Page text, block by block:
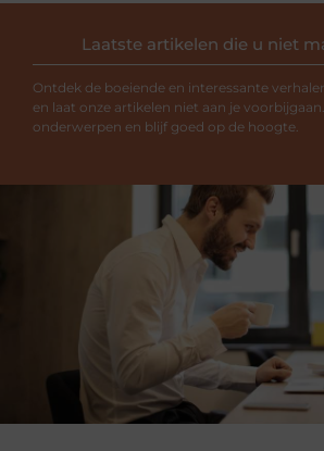
Laatste artikelen die u niet
Ontdek de boeiende en interessante
en laat onze artikelen niet aan je
onderwerpen en blijf goed op de hoogte.